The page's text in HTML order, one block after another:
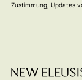
Zustimmung, Updates